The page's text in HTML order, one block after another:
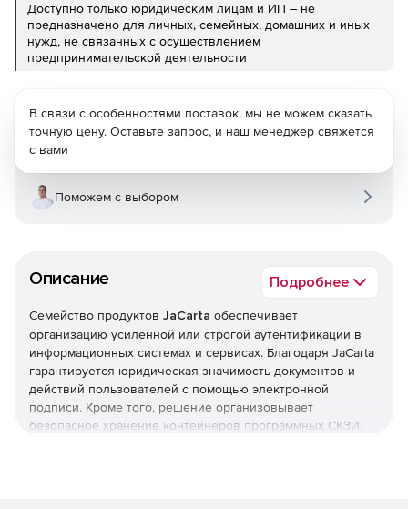
Доступно только юридическим лицам и ИП – не
предназначено для личных, семейных, домашних и иных
нужд, не связанных с осуществлением
предпринимательской деятельности
Описание Подробнее
Семейство продуктов JaCarta обеспечивает
организацию усиленной или строгой аутентификации в
информационных системах и сервисах. Благодаря JaCarta
гарантируется юридическая значимость документов и
действий пользователей с помощью электронной
подписи. Кроме того, решение организовывает
безопасное хранение контейнеров программных СКЗИ,
В связи с особенностями поставок, мы не можем сказать
точную цену. Оставьте запрос, и наш менеджер свяжется
с вами
Поможем с выбором